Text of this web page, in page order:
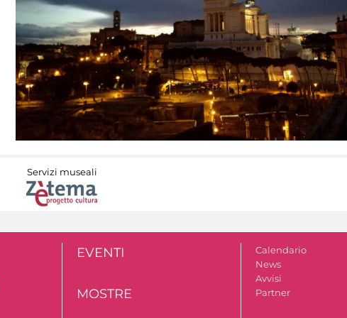
Servizi museali
EVENTI
MOSTRE
Calendario
News
Avvisi
Partner